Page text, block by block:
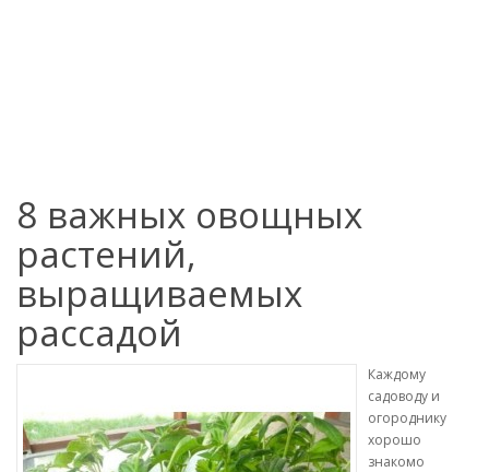
8 важных овощных
растений,
выращиваемых
рассадой
Каждому
садоводу и
огороднику
хорошо
знакомо